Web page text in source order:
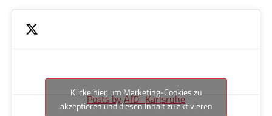
Posts by AfD_Karlsruhe
Klicke hier, um Marketing-Cookies zu
akzeptieren und diesen Inhalt zu aktivieren